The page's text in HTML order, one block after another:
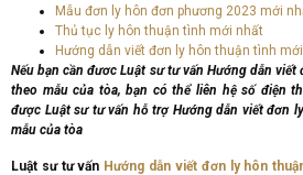
Mẫu đơn ly hôn đơn phương 2023 mới
Thủ tục ly hôn thuận tình mới nhất
Hướng dẫn viết đơn ly hôn thuận tình
Nếu bạn cần đươc Luật sư tư vấn Hướng dẫn
theo mẫu của tòa, bạn có thể liên hệ số điện
được Luật sư tư vấn hỗ trợ Hướng dẫn viết đơn
mẫu của tòa
Luật sư tư vấn Hướng dẫn viết đơn ly hôn